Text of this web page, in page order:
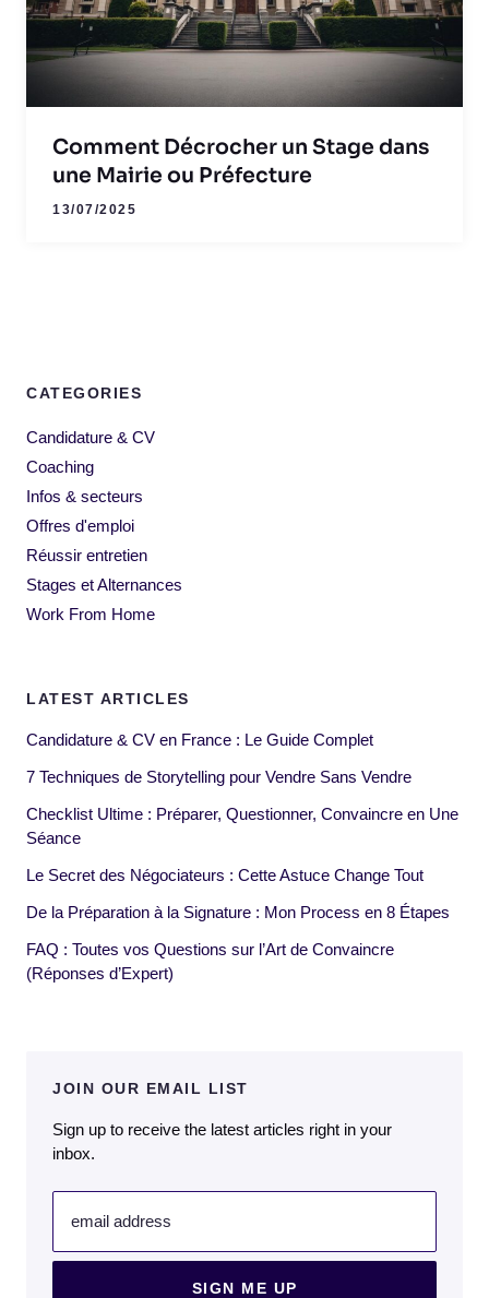
Comment Décrocher un Stage dans
une Mairie ou Préfecture
13/07/2025
CATEGORIES
Candidature & CV
Coaching
Infos & secteurs
Offres d'emploi
Réussir entretien
Stages et Alternances
Work From Home
LATEST ARTICLES
Candidature & CV en France : Le Guide Complet
7 Techniques de Storytelling pour Vendre Sans Vendre
Checklist Ultime : Préparer, Questionner, Convaincre en Une
Séance
Le Secret des Négociateurs : Cette Astuce Change Tout
De la Préparation à la Signature : Mon Process en 8 Étapes
FAQ : Toutes vos Questions sur l’Art de Convaincre
(Réponses d’Expert)
JOIN OUR EMAIL LIST
Sign up to receive the latest articles right in your
inbox.
email address
SIGN ME UP